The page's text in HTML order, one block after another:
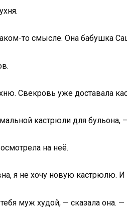
то смысле. Она бабушка
Свекровь уже доставала
кастрюли для бульона,
на неё.
я не хочу новую кастрюлю. И
муж худой, — сказала она.